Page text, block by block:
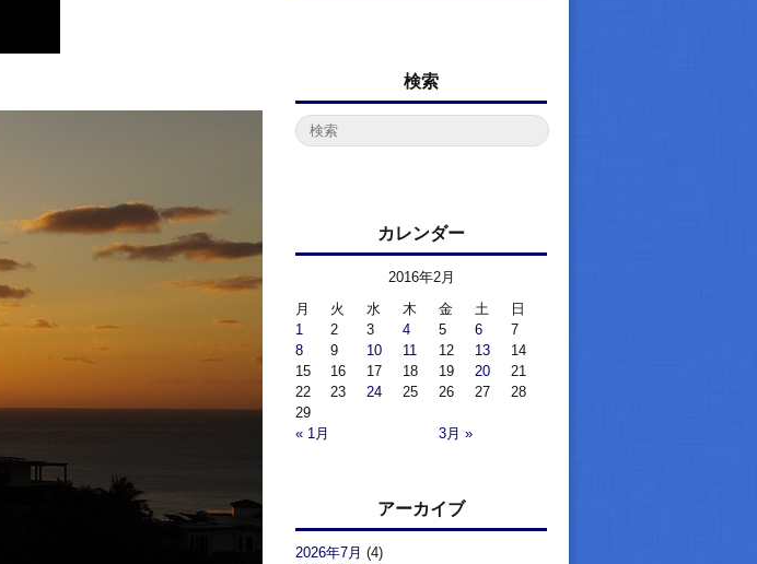
検索
カレンダー
2016年2月
月
火 水 木 金 土 日
« 1月 3月 »
1 2 3 4 5 6
7
8
9 10 11 12 13
14
15
16 17 18 19 20
21
22
23 24 25 26 27
28
29
アーカイブ
2026年7月 (4)